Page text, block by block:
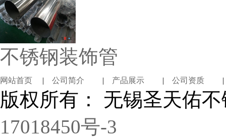
不锈钢装饰管
网站首页 | 公司简介 | 产品展示 | 公司资质
版权所有： 无锡圣天佑
17018450号-3